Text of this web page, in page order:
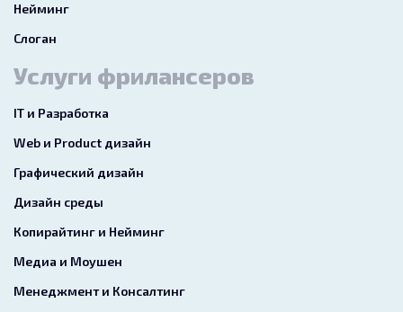
Нейминг
Слоган
Услуги фрилансеров
IT и Разработка
Web и Product дизайн
Графический дизайн
Дизайн среды
Копирайтинг и Нейминг
Медиа и Моушен
Менеджмент и Консалтинг